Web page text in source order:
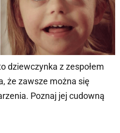
dziewczynka z zespołem
że zawsze można się
Poznaj jej cudowną